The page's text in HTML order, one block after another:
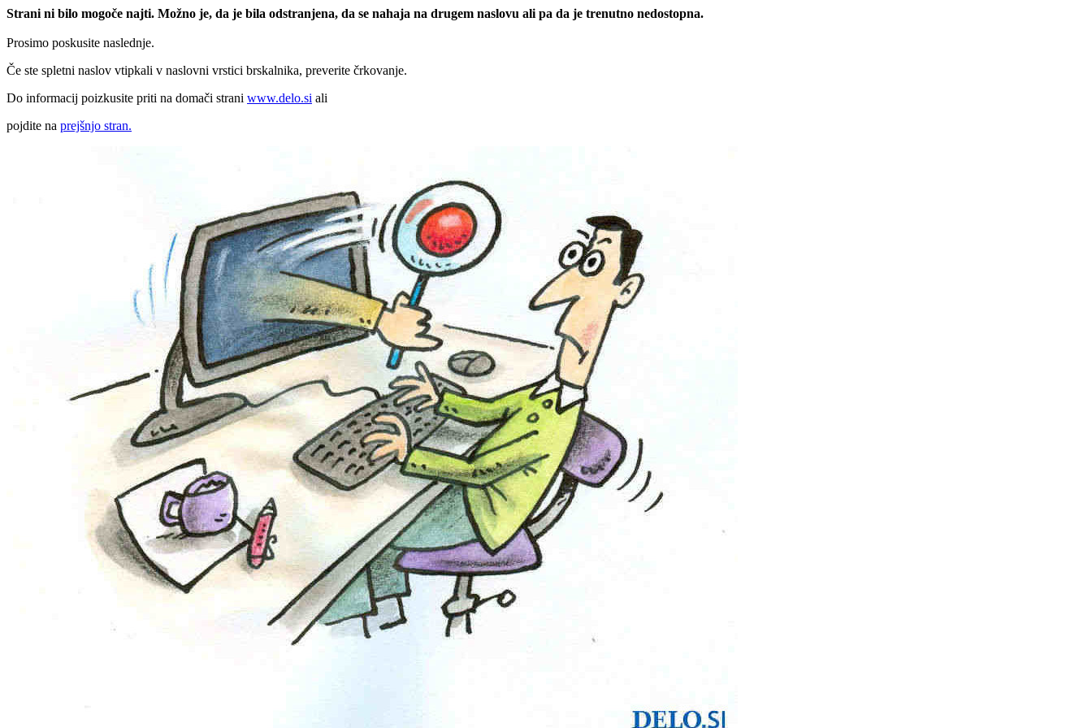
Strani ni bilo mogoče najti. Možno je, da je bila odstranjena, da se nahaja na drugem naslovu ali pa da je trenutno nedostopna.
Prosimo poskusite naslednje.
Če ste spletni naslov vtipkali v naslovni vrstici brskalnika, preverite črkovanje.
Do informacij poizkusite priti na domači strani www.delo.si ali
pojdite na prejšnjo stran.